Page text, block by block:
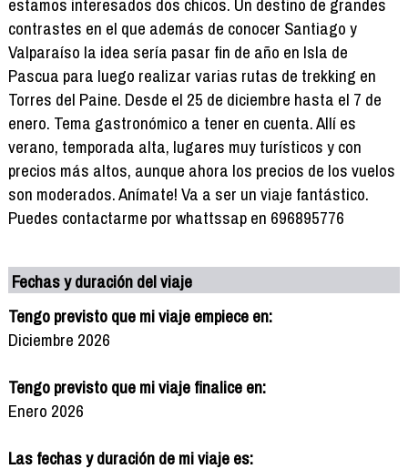
contrastes en el que además de conocer Santiago y
Valparaíso la idea sería pasar fin de año en Isla de
Pascua para luego realizar varias rutas de trekking en
Torres del Paine. Desde el 25 de diciembre hasta el 7 de
enero. Tema gastronómico a tener en cuenta. Allí es
verano, temporada alta, lugares muy turísticos y con
precios más altos, aunque ahora los precios de los vuelos
son moderados. Anímate! Va a ser un viaje fantástico.
Puedes contactarme por whattssap en 696895776
Fechas y duración del viaje
Tengo previsto que mi viaje empiece en:
Diciembre 2026
Tengo previsto que mi viaje finalice en:
Enero 2026
Las fechas y duración de mi viaje es: